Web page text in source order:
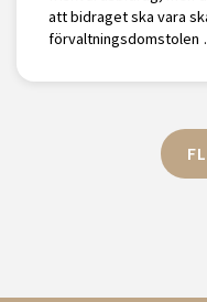
att bidraget ska vara
förvaltningsdomstolen